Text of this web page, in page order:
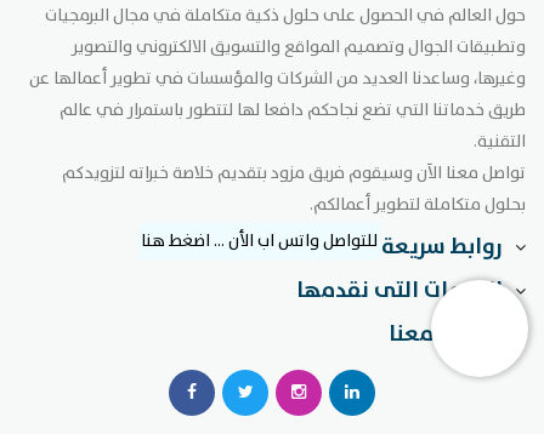
حول العالم في الحصول على حلول ذكية متكاملة في مجال البرمجيات
وتطبيقات الجوال وتصميم المواقع والتسويق الالكتروني والتصوير
وغيرها، وساعدنا العديد من الشركات والمؤسسات في تطوير أعمالها عن
طريق خدماتنا التي تضع نجاحكم دافعا لها لتتطور باستمرار في عالم
التقنية.
تواصل معنا الآن وسيقوم فريق مزود بتقديم خلاصة خبراته لتزويدكم
بحلول متكاملة لتطوير أعمالكم.
روابط سريعة
الخدمات التى نقدمها
تواصل معنا
للتواصل واتس اب الأن ... اضغط هنا